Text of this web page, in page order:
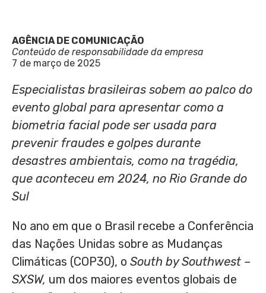
AGÊNCIA DE COMUNICAÇÃO
Conteúdo de responsabilidade da empresa
7 de março de 2025
Especialistas brasileiras sobem ao palco do
evento global para apresentar como a
biometria facial pode ser usada para
prevenir fraudes e golpes durante
desastres ambientais, como na tragédia,
que aconteceu em 2024, no Rio Grande do
Sul
No ano em que o Brasil recebe a Conferência
das Nações Unidas sobre as Mudanças
Climáticas (COP30), o South by Southwest –
SXSW, um dos maiores eventos globais de